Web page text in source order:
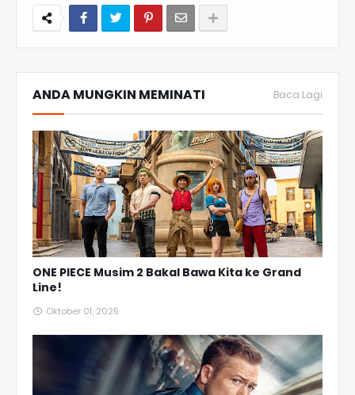
ANDA MUNGKIN MEMINATI Baca Lagi
ONE PIECE Musim 2 Bakal Bawa Kita ke Grand
Line!
Oktober 01, 2025